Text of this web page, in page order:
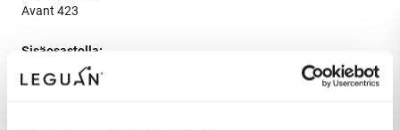
Avant 423
Sisäosastolla:
Avant 220